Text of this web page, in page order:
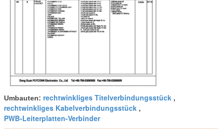
Umbauten: rechtwinkliges Titelverbindungsstück ,
rechtwinkliges Kabelverbindungsstück ,
PWB-Leiterplatten-Verbinder